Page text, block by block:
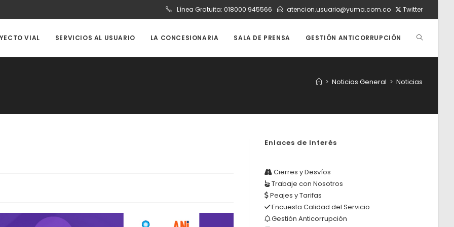
Línea Gratuita: 018000 945566 atencion.usuario@yuma.com.co Twitter
VIAL SERVICIOS AL USUARIO LA CONCESIONARIA SALA DE PRENSA GESTIÓN ANTICORRUPCIÓN ALTERNAR
DE
> Noticias General > Noticias
Enlaces de Interés
Cierres y Desvíos
Trabaje con Nosotros
Peajes y Tarifas
Encuesta Calidad del Servicio
Gestión Anticorrupción